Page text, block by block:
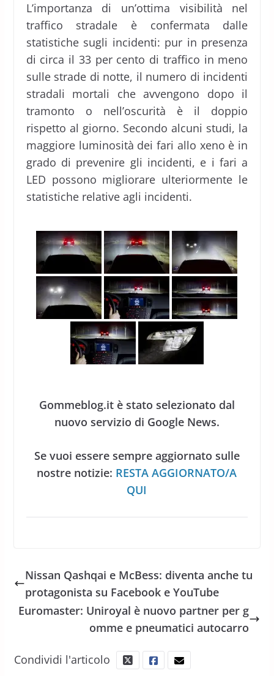
L’importanza di un’ottima visibilità nel
traffico stradale è confermata dalle
statistiche sugli incidenti: pur in presenza
di circa il 33 per cento di traffico in meno
sulle strade di notte, il numero di incidenti
stradali mortali che avvengono dopo il
tramonto o nell’oscurità è il doppio
rispetto al giorno. Secondo alcuni studi, la
maggiore luminosità dei fari allo xeno è in
grado di prevenire gli incidenti, e i fari a
LED possono migliorare ulteriormente le
statistiche relative agli incidenti.
Gommeblog.it è stato selezionato dal
nuovo servizio di Google News.
Se vuoi essere sempre aggiornato sulle
nostre notizie: RESTA AGGIORNATO/A
QUI
Nissan Qashqai e McBess: diventa anche tu
protagonista su Facebook e YouTube
Euromaster: Uniroyal è nuovo partner per g
omme e pneumatici autocarro
Condividi l'articolo